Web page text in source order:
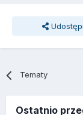
Tematy
Ostatnio